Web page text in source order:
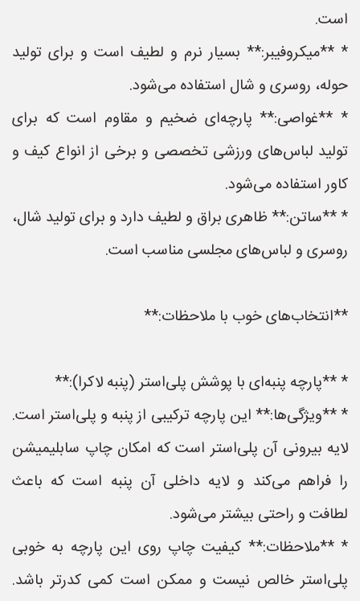
است.
* **میکروفیبر:** بسیار نرم و لطیف است و برای تولید
حوله، روسری و شال استفاده می‌شود.
* **غواصی:** پارچه‌ای ضخیم و مقاوم است که برای
تولید لباس‌های ورزشی تخصصی و برخی از انواع کیف و
کاور استفاده می‌شود.
* **ساتن:** ظاهری براق و لطیف دارد و برای تولید شال،
روسری و لباس‌های مجلسی مناسب است.
**انتخاب‌های خوب با ملاحظات:**
* **پارچه پنبه‌ای با پوشش پلی‌استر (پنبه لاکرا):**
* **ویژگی‌ها:** این پارچه ترکیبی از پنبه و پلی‌استر است.
لایه بیرونی آن پلی‌استر است که امکان چاپ سابلیمیشن
را فراهم می‌کند و لایه داخلی آن پنبه است که باعث
لطافت و راحتی بیشتر می‌شود.
* **ملاحظات:** کیفیت چاپ روی این پارچه به خوبی
پلی‌استر خالص نیست و ممکن است کمی کدرتر باشد.